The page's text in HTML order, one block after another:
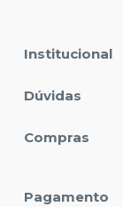
Institucional
Dúvidas
Compras
Pagamento